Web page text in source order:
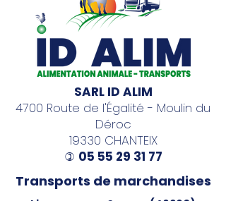
SARL ID ALIM
4700 Route de l'Égalité - Moulin du
Déroc
19330 CHANTEIX
) 05 55 29 31 77
Transports de marchandises